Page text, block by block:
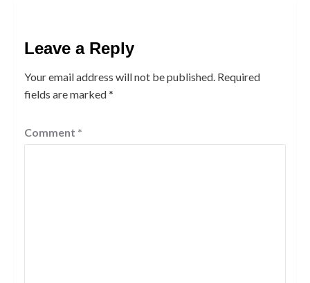
Leave a Reply
Your email address will not be published. Required
fields are marked*
Comment *